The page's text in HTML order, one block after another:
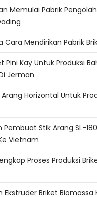
Memulai Pabrik
Cara Mendirikan Pabrik
Pini Kay Untuk Produksi
Jerman
Arang Horizontal Untuk
Pembuat Stik Arang SL-
Vietnam
Proses Produksi
Ekstruder Briket Biomassa